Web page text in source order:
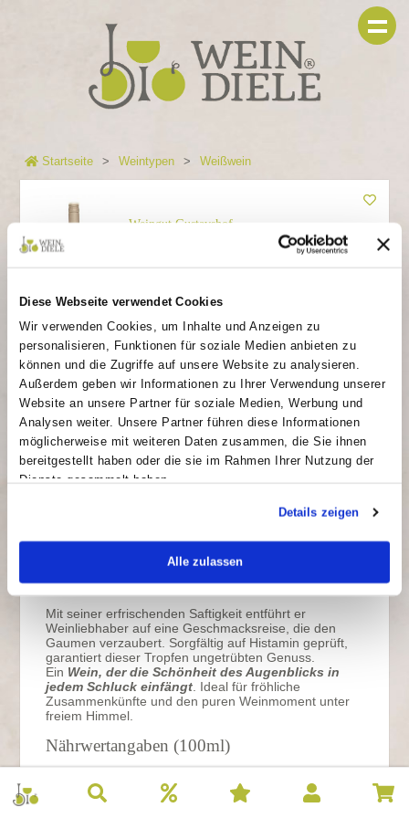
Diese Webseite verwendet Cookies
Wir verwenden Cookies, um Inhalte und Anzeigen zu
personalisieren, Funktionen für soziale Medien anbieten zu
können und die Zugriffe auf unsere Website zu analysieren.
Außerdem geben wir Informationen zu Ihrer Verwendung unserer
Website an unsere Partner für soziale Medien, Werbung und
Analysen weiter. Unsere Partner führen diese Informationen
möglicherweise mit weiteren Daten zusammen, die Sie ihnen
bereitgestellt haben oder die sie im Rahmen Ihrer Nutzung der
Dienste gesammelt haben.
Details zeigen
Alle zulassen
Startseite Weintypen Weißwein
Weingut Gustavshof
8,90 €
In den Warenkorb
Inhalt: 0.75 l
Grundpreis: 11,87 €/l
Sofort lieferbar,
Lieferung in 1-5
Tagen
traditionsreicher Silvaner aus den
Ein Hauch von exotischer Ananas und sonnenreifer
Aprikose verströmt verlockende Aromen, die eine
Einladung zu entspannten Stunden auf der Terrasse
aussprechen.
Mit seiner erfrischenden Saftigkeit entführt er
Weinliebhaber auf eine Geschmacksreise, die den
Gaumen verzaubert. Sorgfältig auf Histamin geprüft,
garantiert dieser Tropfen ungetrübten Genuss.
Ein Wein, der die Schönheit des Augenblicks in
jedem Schluck einfängt . Ideal für fröhliche
Zusammenkünfte und den puren Weinmoment unter
freiem Himmel.
Nährwertangaben (100ml)